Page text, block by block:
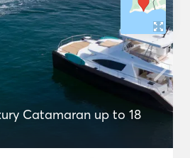
Catamaran up to 18